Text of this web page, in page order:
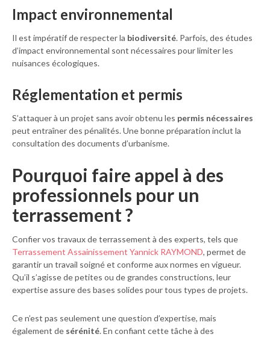
Impact environnemental
Il est impératif de respecter la biodiversité. Parfois, des études
d’impact environnemental sont nécessaires pour limiter les
nuisances écologiques.
Réglementation et permis
S’attaquer à un projet sans avoir obtenu les permis nécessaires
peut entraîner des pénalités. Une bonne préparation inclut la
consultation des documents d’urbanisme.
Pourquoi faire appel à des
professionnels pour un
terrassement ?
Confier vos travaux de terrassement à des experts, tels que
Terrassement Assainissement Yannick RAYMOND, permet de
garantir un travail soigné et conforme aux normes en vigueur.
Qu’il s’agisse de petites ou de grandes constructions, leur
expertise assure des bases solides pour tous types de projets.
Ce n’est pas seulement une question d’expertise, mais
également de sérénité. En confiant cette tâche à des